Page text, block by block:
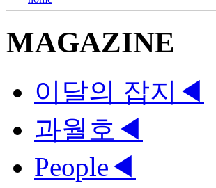
MAGAZINE
이달의 잡지 ◀
과월호 ◀
People◀